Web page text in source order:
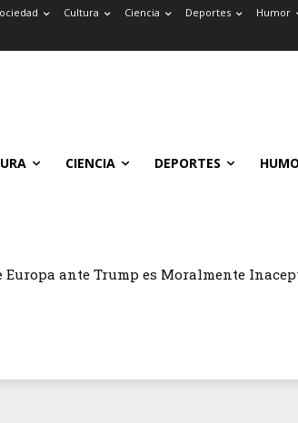
Cultura Ciencia Deportes Humor
CIENCIA DEPORTES
Europa ante Trump es Moralmente